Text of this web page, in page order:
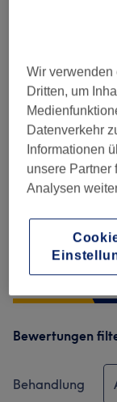
4,8
Ambiente
Sauberkeit
Service
Bewertungen
Behandlung
Wir
Dritten, um
Datenverkehr
Informationen
unsere Partner
Analysen